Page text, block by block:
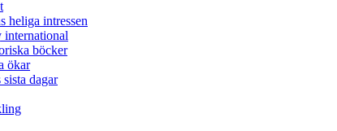
heliga intressen
böcker
ökar
dagar